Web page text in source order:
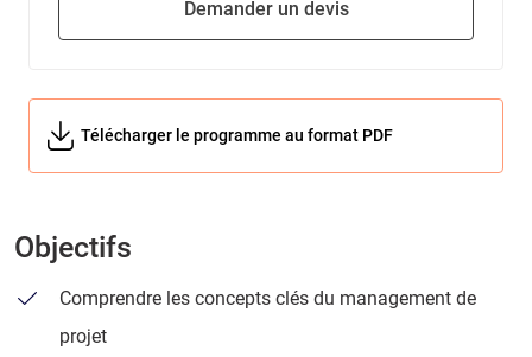
Demander un devis
Télécharger le programme au format PDF
Objectifs
Comprendre les concepts clés du management de
projet